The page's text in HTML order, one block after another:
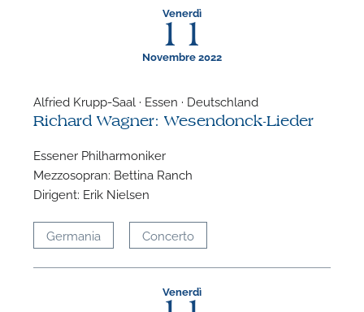
Venerdì
11
Novembre 2022
Alfried Krupp-Saal · Essen · Deutschland
Richard Wagner: Wesendonck-Lieder
Essener Philharmoniker
Mezzosopran: Bettina Ranch
Dirigent: Erik Nielsen
Germania Concerto
Venerdì